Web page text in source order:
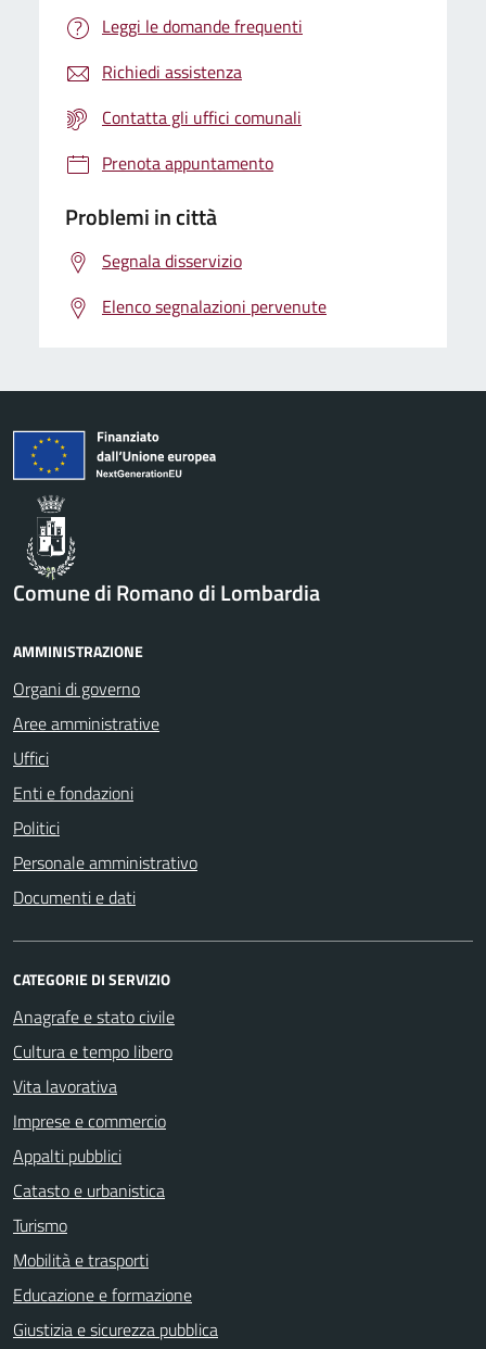
Leggi le domande frequenti
Richiedi assistenza
Contatta gli uffici comunali
Prenota appuntamento
Problemi in città
Segnala disservizio
Elenco segnalazioni pervenute
Comune di Romano di Lombardia
AMMINISTRAZIONE
Organi di governo
Aree amministrative
Uffici
Enti e fondazioni
Politici
Personale amministrativo
Documenti e dati
CATEGORIE DI SERVIZIO
Anagrafe e stato civile
Cultura e tempo libero
Vita lavorativa
Imprese e commercio
Appalti pubblici
Catasto e urbanistica
Turismo
Mobilità e trasporti
Educazione e formazione
Giustizia e sicurezza pubblica